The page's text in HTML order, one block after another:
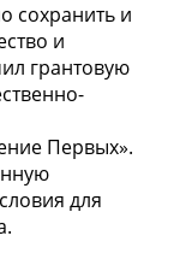
сохранить и
и
грантовую
Первых».
для